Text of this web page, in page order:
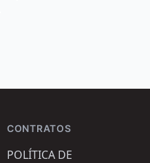
CONTRATOS
POLÍTICA DE